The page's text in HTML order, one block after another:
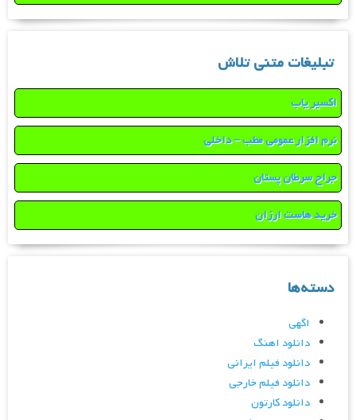
تبلیغات متنی تلاش
اکسیر یاب
نرم افزار عمومی مطب – داخلی
جراح سرطان پستان
خرید هاست ارزان
دسته‌ها
اگهی
دانلود اهنگ
دانلود فیلم ایرانی
دانلود فیلم خارجی
دانلود کارتون